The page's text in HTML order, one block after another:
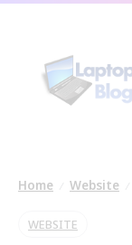
Home Website
WEBSITE